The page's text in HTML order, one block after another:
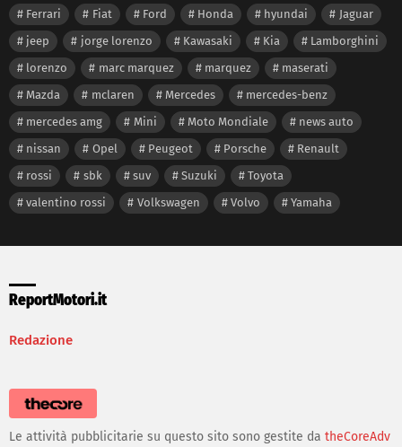
Ferrari
Fiat Ford Honda hyundai
Jaguar
jeep
jorge lorenzo Kawasaki Kia
Lamborghini
lorenzo
marc marquez marquez
maserati
Mazda
mclaren Mercedes
mercedes-benz
mercedes amg
Mini Moto Mondiale
news auto
nissan
Opel Peugeot Porsche
Renault
rossi
sbk suv Suzuki
Toyota
valentino rossi
Volkswagen Volvo Yamaha
ReportMotori.it
Redazione
Le attività pubblicitarie su questo sito sono gestite da theCoreAdv